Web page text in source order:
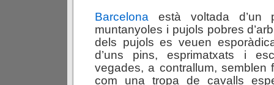
Barcelona està voltada d’un
muntanyoles i pujols pobres
dels pujols es veuen
d’uns pins, esprimatxats i
vegades, a contrallum,
com una tropa de cavalls